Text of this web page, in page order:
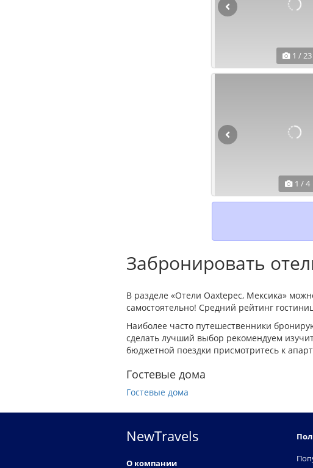
1 / 23
1 / 4
Забронировать
В разделе «Отели Oaxtepec, Мексика»
самостоятельно! Средний рейтинг
Наиболее часто путешественники
сделать лучший выбор рекомендуем
бюджетной поездки присмотритесь к
Гостевые дома
Гостевые дома
NewTravels
О компании